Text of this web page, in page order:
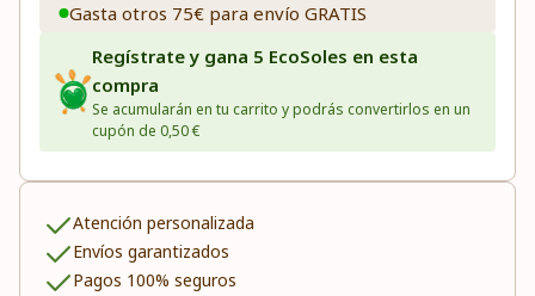
Gasta otros 75€ para envío GRATIS
Regístrate y gana 5 EcoSoles en esta
compra
Se acumularán en tu carrito y podrás convertirlos en un
cupón de 0,50 €
Atención personalizada
Envíos garantizados
Pagos 100% seguros